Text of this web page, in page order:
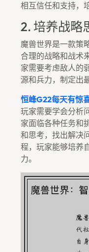
相互信任和支持，
2. 培养战略
魔兽世界是一款策
合理的战略和战术
家需要考虑敌人的
源和兵力，制定出
恒峰g22每天有惊
玩家需要学会分析
家面临各种任务和
和思考，找出解决
程，玩家能够培养
力。